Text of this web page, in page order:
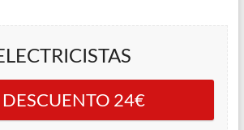
DESCUENTO 24€